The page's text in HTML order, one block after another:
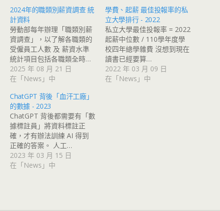
2024年的職類別薪資調查 統
計資料
勞動部每年辦理「職類別薪
資調查」，以了解各職類的
受僱員工人數 及 薪資水準
統計項目包括各職類全時…
2025 年 08 月 21 日
在「News」中
學費、起薪 最佳投報率的私
立大學排行 - 2022
私立大學最佳投報率 = 2022
起薪中位數 / 110學年度學
校四年總學雜費 沒想到現在
讀書已經要算…
2022 年 03 月 09 日
在「News」中
ChatGPT 背後「血汗工廠」
的數據 - 2023
ChatGPT 背後都需要有「數
據標註員」將資料標註正
確，才有辦法訓練 AI 得到
正確的答案。 人工…
2023 年 03 月 15 日
在「News」中